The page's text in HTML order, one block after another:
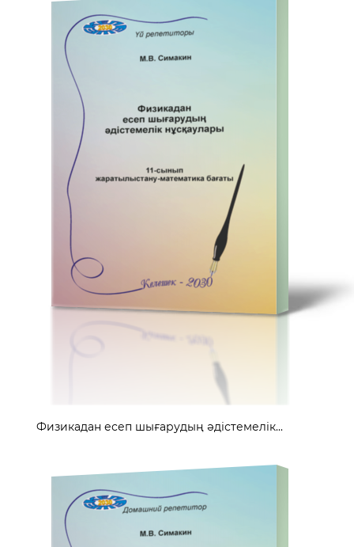
Физикадан есеп шығарудың әдістемелік...